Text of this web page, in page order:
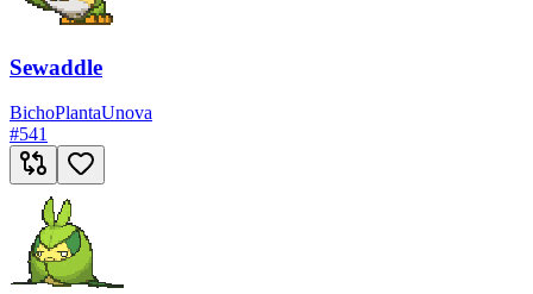
Sewaddle
BichoPlantaUnova
#541